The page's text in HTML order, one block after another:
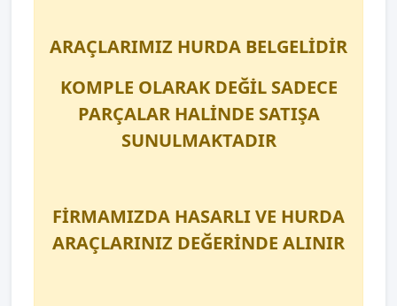
ARAÇLARIMIZ HURDA BELGELİDİR
KOMPLE OLARAK DEĞİL SADECE
PARÇALAR HALİNDE SATIŞA
SUNULMAKTADIR
FİRMAMIZDA HASARLI VE HURDA
ARAÇLARINIZ DEĞERİNDE ALINIR